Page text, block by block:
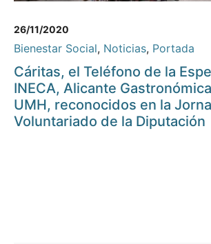
26/11/2020
Bienestar Social, Noticias, Portada
Cáritas, el Teléfono de la
INECA, Alicante
UMH, reconocidos en la
Voluntariado de la Diputación